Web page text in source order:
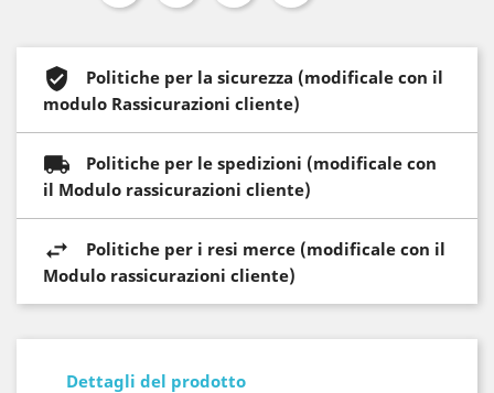
Politiche per la sicurezza (modificale con il
modulo Rassicurazioni cliente)
Politiche per le spedizioni (modificale con
il Modulo rassicurazioni cliente)
Politiche per i resi merce (modificale con il
Modulo rassicurazioni cliente)
Dettagli del prodotto